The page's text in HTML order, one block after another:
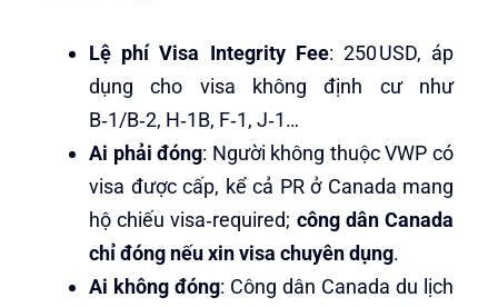
Lệ phí Visa Integrity Fee: 250 USD, áp
dụng cho visa không định cư như
B‑1/B‑2, H‑1B, F‑1, J‑1…
Ai phải đóng: Người không thuộc VWP có
visa được cấp, kể cả PR ở Canada mang
hộ chiếu visa‑required; công dân Canada
chỉ đóng nếu xin visa chuyên dụng.
Ai không đóng: Công dân Canada du lịch